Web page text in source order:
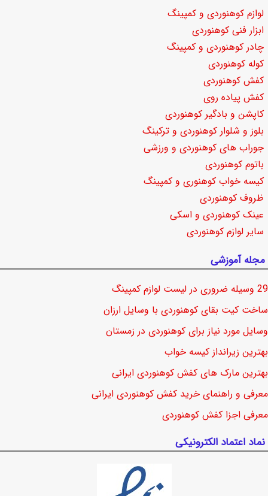
لوازم کوهنوردی و کمپینگ
ابزار فنی کوهنوردی
چادر کوهنوردی و کمپینگ
کوله کوهنوردی
کفش کوهنوردی
کفش پیاده روی
کاپشن و بادگیر کوهنوردی
بلوز و شلوار کوهنوردی و ترکینگ
جوراب های کوهنوردی و ورزشی
باتوم کوهنوردی
کیسه خواب کوهنوری و کمپینگ
ظروف کوهنوردی
عینک کوهنوردی و اسکی
سایر لوازم کوهنوردی
مجله آموزشی
29 وسیله ضروری در لیست لوازم کمپینگ
ساخت کیت بقای کوهنوردی با وسایل ارزان
وسایل مورد نیاز برای کوهنوردی در زمستان
بهترین زیرانداز کیسه خواب
بهترین مارک های کفش کوهنوردی ایرانی
معرفی و راهنمای خرید کفش کوهنوردی ایرانی
معرفی اجزا کفش کوهنوردی
نماد اعتماد الکترونیکی